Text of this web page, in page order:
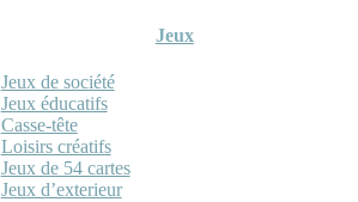
Jeux
Jeux de société
Jeux éducatifs
Casse-tête
Loisirs créatifs
Jeux de 54 cartes
Jeux d’exterieur